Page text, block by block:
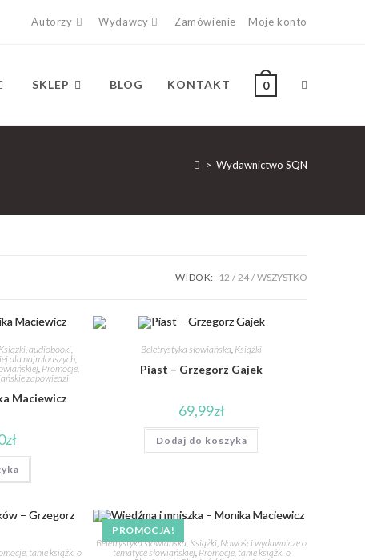
Autorzy Wydawcy Zamówienie Moje konto
SKLEP BLOG KONTAKT 0
> Wydawnictwo SQN
WIDOK: 12 24 WSZYSTKO
Książki, audiobooki,
dla najmłodszych,
, Promocje,
zapowiedzi
Maciewicz
zł
Beletrystyka słowiańska, Książki
Piast – Grzegorz Gajek
69,99zł
Dodaj do koszyka
tanie książki o
PROMOCJA!
Beletrystyka słowiańska, Książki, Nowości wydawnicze o
tematyce słowiańskiej, Promocje, tanie książki o